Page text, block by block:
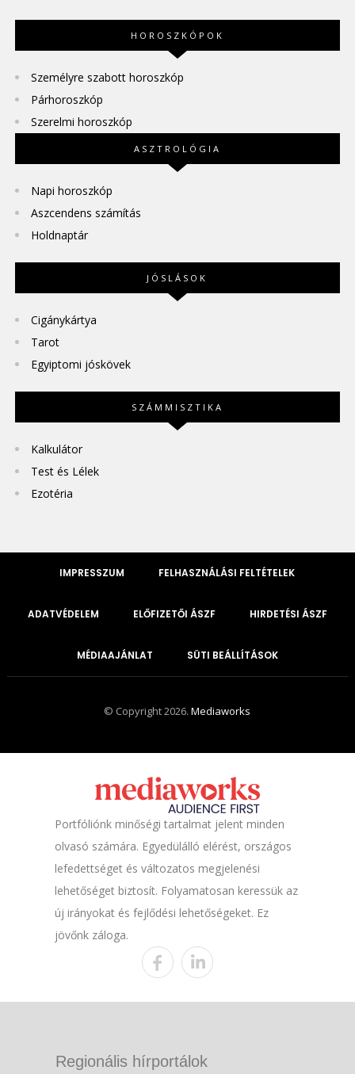
HOROSZKÓPOK
Személyre szabott horoszkóp
Párhoroszkóp
Szerelmi horoszkóp
ASZTROLÓGIA
Napi horoszkóp
Aszcendens számítás
Holdnaptár
JÓSLÁSOK
Cigánykártya
Tarot
Egyiptomi jóskövek
SZÁMMISZTIKA
Kalkulátor
Test és Lélek
Ezotéria
IMPRESSZUM FELHASZNÁLÁSI FELTÉTELEK
ADATVÉDELEM ELŐFIZETŐI ÁSZF HIRDETÉSI ÁSZF
MÉDIAAJÁNLAT SÜTI BEÁLLÍTÁSOK
© Copyright 2026.Mediaworks
Portfóliónk minőségi tartalmat jelent minden
olvasó számára. Egyedülálló elérést, országos
lefedettséget és változatos megjelenési
lehetőséget biztosít. Folyamatosan keressük az
új irányokat és fejlődési lehetőségeket. Ez
jövőnk záloga.
Regionális hírportálok